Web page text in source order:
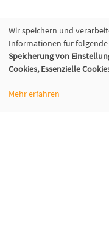
Wir speichern und
Informationen für folgende
Speicherung von
Cookies, Essenzielle
Mehr erfahren